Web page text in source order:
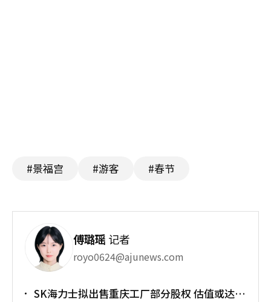
#景福宫 #游客 #春节
傅璐瑶 记者
royo0624@ajunews.com
SK海力士拟出售重庆工厂部分股权 估值或达